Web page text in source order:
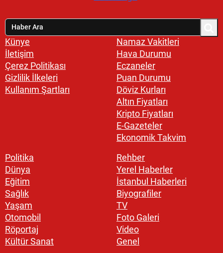
Künye
İletişim
Çerez Politikası
Gizlilik İlkeleri
Kullanım Şartları
Namaz Vakitleri
Hava Durumu
Eczaneler
Puan Durumu
Döviz Kurları
Altın Fiyatları
Kripto Fiyatları
E-Gazeteler
Ekonomik Takvim
Politika
Dünya
Eğitim
Sağlık
Yaşam
Otomobil
Röportaj
Kültür Sanat
Rehber
Yerel Haberler
İstanbul Haberleri
Biyografiler
TV
Foto Galeri
Video
Genel